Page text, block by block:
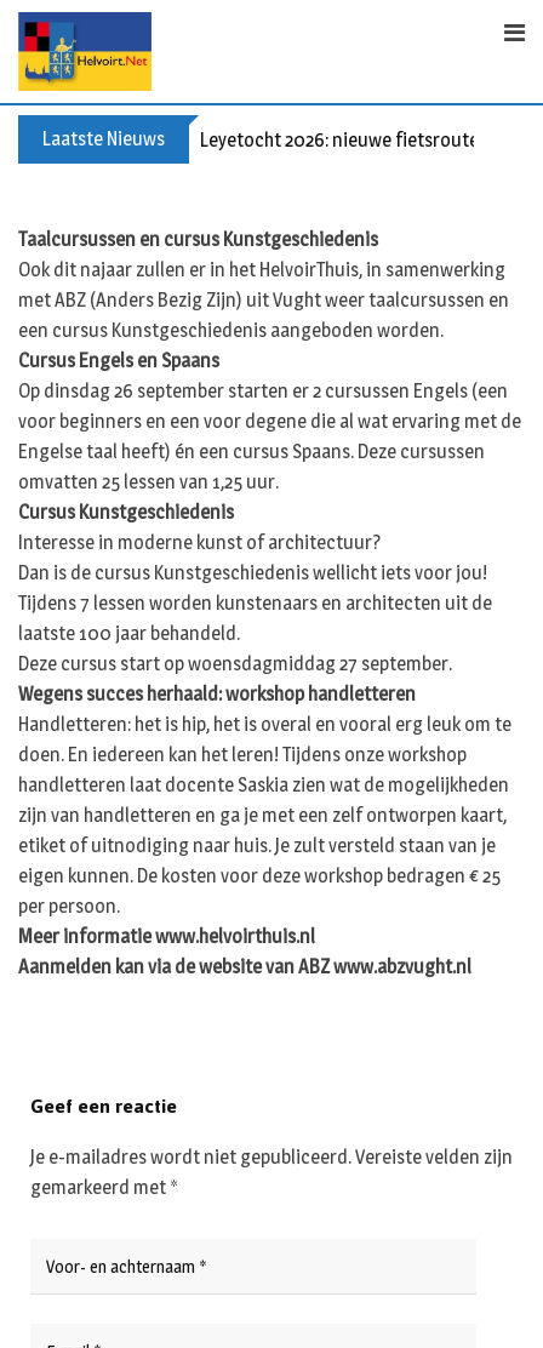
Skip
content
Laatste Nieuws Leyetocht 2026: nieuwe fietsroutes
Taalcursussen en cursus Kunstgeschiedenis
Ook dit najaar zullen er in het HelvoirThuis, in samenwerking
met ABZ (Anders Bezig Zijn) uit Vught weer taalcursussen en
een cursus Kunstgeschiedenis aangeboden worden.
Cursus Engels en Spaans
Op dinsdag 26 september starten er 2 cursussen Engels (een
voor beginners en een voor degene die al wat ervaring met de
Engelse taal heeft) én een cursus Spaans. Deze cursussen
omvatten 25 lessen van 1,25 uur.
Cursus Kunstgeschiedenis
Interesse in moderne kunst of architectuur?
Dan is de cursus Kunstgeschiedenis wellicht iets voor jou!
Tijdens 7 lessen worden kunstenaars en architecten uit de
laatste 100 jaar behandeld.
Deze cursus start op woensdagmiddag 27 september.
Wegens succes herhaald: workshop handletteren
Handletteren: het is hip, het is overal en vooral erg leuk om te
doen. En iedereen kan het leren! Tijdens onze workshop
handletteren laat docente Saskia zien wat de mogelijkheden
zijn van handletteren en ga je met een zelf ontworpen kaart,
etiket of uitnodiging naar huis. Je zult versteld staan van je
eigen kunnen. De kosten voor deze workshop bedragen € 25
per persoon.
Meer informatie www.helvoirthuis.nl
Aanmelden kan via de website van ABZ www.abzvught.nl
Geef een reactie
Je e-mailadres wordt niet gepubliceerd.Vereiste velden zijn
gemarkeerd met *